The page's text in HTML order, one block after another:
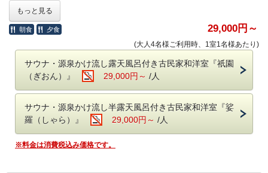
トサウナ＆温泉付の和洋室「祇園（ぎおん）」と「娑羅（しゃ
ら）」に生まれ変わりました！リニューアルを記念して、おひと
り様につき6,000円引でご宿泊いただけるプランをご用意いたしま
6,000円引でお泊りいただけるのは公式サイトのみです
他社サイトでは5,000円引でご提供 ）
どちらのお部屋も、木のぬくもりが感じられるサウナと、当館自
慢の源泉掛け流しの温泉を心ゆくまでお楽しみいただけます。夜
はシモンズ社のセミダブルベッドでゆっくりとお休みください。
【お食事】
全国から厳選された和牛のミニステーキが付いたプランです。川
もっと見る
朝食 夕食 29,000円～
(大人4名様ご利用時、1室1名様あたり)
サウナ・源泉かけ流し露天風呂付き古民家和洋室『祇園
（ぎおん）』
29,000円～ /人
サウナ・源泉かけ流し半露天風呂付き古民家和洋室『娑
羅（しゃら）』
29,000円～ /人
※料金は消費税込み価格です。